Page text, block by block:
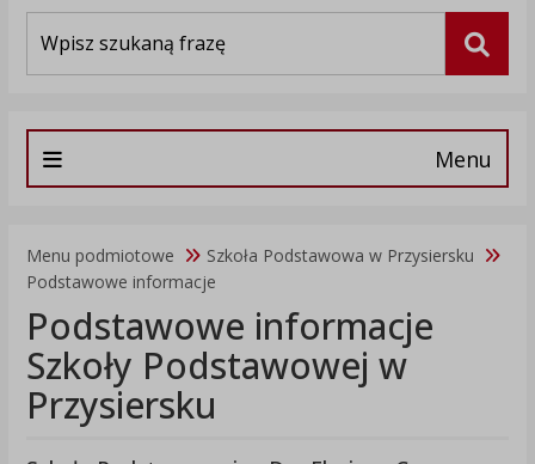
Menu
Menu podmiotowe
Szkoła Podstawowa w Przysiersku
Podstawowe informacje
Podstawowe informacje
Szkoły Podstawowej w
Przysiersku